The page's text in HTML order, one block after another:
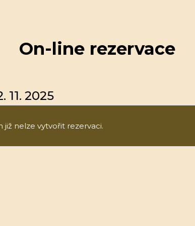
On-line rezervace
11. 2025
již nelze vytvořit rezervaci.